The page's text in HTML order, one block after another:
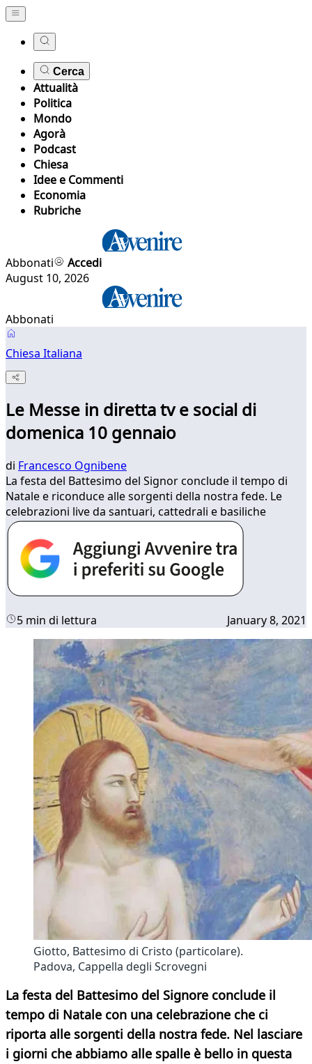
Cerca
Attualità
Politica
Mondo
Agorà
Podcast
Chiesa
Idee e Commenti
Economia
Rubriche
Abbonati
Accedi
August 10, 2026
Abbonati
Chiesa Italiana
Le Messe in diretta tv e social di
domenica 10 gennaio
di Francesco Ognibene
La festa del Battesimo del Signor conclude il tempo di
Natale e riconduce alle sorgenti della nostra fede. Le
celebrazioni live da santuari, cattedrali e basiliche
5 min di lettura January 8, 2021
Giotto, Battesimo di Cristo (particolare).
Padova, Cappella degli Scrovegni
La festa del Battesimo del Signore conclude il
tempo di Natale con una celebrazione che ci
riporta alle sorgenti della nostra fede. Nel lasciare
i giorni che abbiamo alle spalle è bello in questa